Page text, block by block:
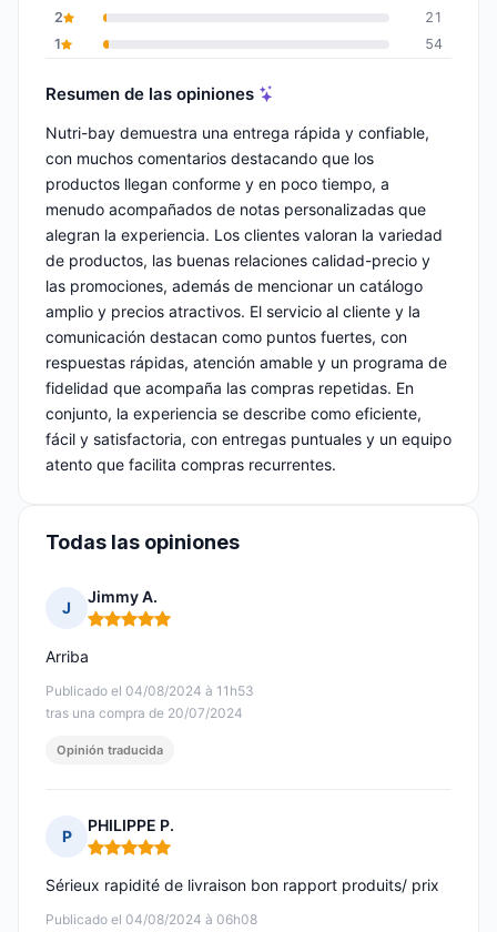
2
21
1
54
Resumen de las opiniones
Nutri-bay demuestra una entrega rápida y confiable,
con muchos comentarios destacando que los
productos llegan conforme y en poco tiempo, a
menudo acompañados de notas personalizadas que
alegran la experiencia. Los clientes valoran la variedad
de productos, las buenas relaciones calidad-precio y
las promociones, además de mencionar un catálogo
amplio y precios atractivos. El servicio al cliente y la
comunicación destacan como puntos fuertes, con
respuestas rápidas, atención amable y un programa de
fidelidad que acompaña las compras repetidas. En
conjunto, la experiencia se describe como eficiente,
fácil y satisfactoria, con entregas puntuales y un equipo
atento que facilita compras recurrentes.
Todas las opiniones
J
Jimmy A.
Nota: 5 de 5
Publicado el 04/08/2024 à 11h53
tras una compra de 20/07/2024
Arriba
Opinión traducida
P
PHILIPPE P.
Nota: 5 de 5
Publicado el 04/08/2024 à 06h08
Sérieux rapidité de livraison bon rapport produits/ prix